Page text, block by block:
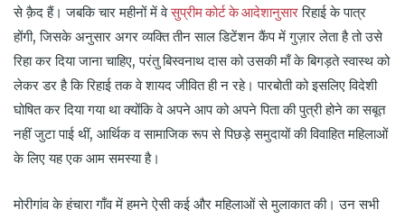
से क़ैद हैं। जबकि चार महीनों में वेसुप्रीम कोर्ट के आदेशानुसाररिहाई के पात्र
होंगी, जिसके अनुसार अगर व्यक्ति तीन साल डिटेंशन कैंप में गुज़ार लेता है तो उसे
रिहा कर दिया जाना चाहिए, परंतु बिस्वनाथ दास को उसकी माँ के बिगड़ते स्वास्थ को
लेकर डर है कि रिहाई तक वे शायद जीवित ही न रहे। पारबोती को इसलिए विदेशी
घोषित कर दिया गया था क्योंकि वे अपने आप को अपने पिता की पुत्री होने का सबूत
नहीं जुटा पाई थीं, आर्थिक व सामाजिक रूप से पिछड़े समुदायों की विवाहित महिलाओं
के लिए यह एक आम समस्या है।
मोरीगांव के हंचारा गाँव में हमने ऐसी कई और महिलाओं से मुलाकात की। उन सभी